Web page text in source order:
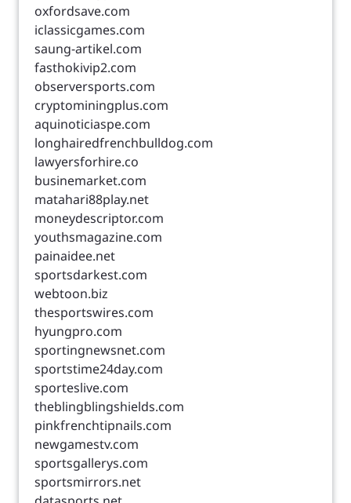
oxfordsave.com
iclassicgames.com
saung-artikel.com
fasthokivip2.com
observersports.com
cryptominingplus.com
aquinoticiaspe.com
longhairedfrenchbulldog.com
lawyersforhire.co
businemarket.com
matahari88play.net
moneydescriptor.com
youthsmagazine.com
painaidee.net
sportsdarkest.com
webtoon.biz
thesportswires.com
hyungpro.com
sportingnewsnet.com
sportstime24day.com
sporteslive.com
theblingblingshields.com
pinkfrenchtipnails.com
newgamestv.com
sportsgallerys.com
sportsmirrors.net